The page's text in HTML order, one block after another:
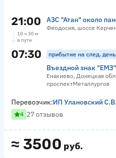
21:00 АЗС "Атан" около
Феодосия, шоссе
10 ч 30 м
в пути
07:30 прибытие на след. день
Въездной знак "ЕМЗ"
Енакиево, Донецкая
проспектМеталлургов
≈ 3500 руб.
Перевозчик:ИП Улановский С.В.
4 27 отзывов